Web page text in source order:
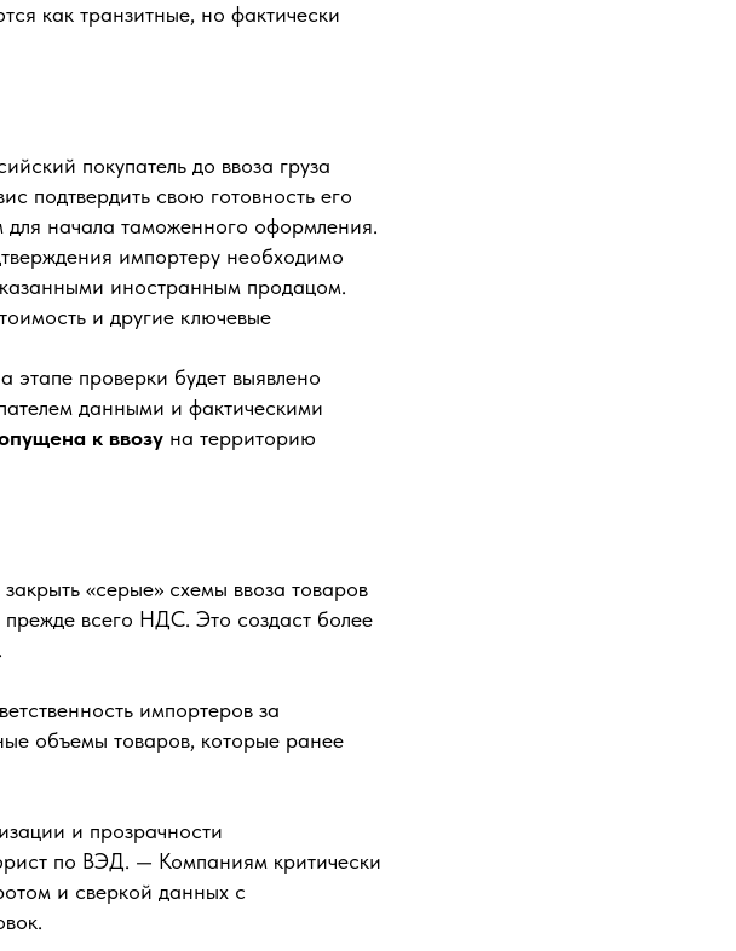
как транзитные, но фактически
покупатель до ввоза груза
подтвердить свою готовность его
начала таможенного оформления.
импортеру необходимо
иностранным продацом.
и другие ключевые
этапе проверки будет выявлено
данными и фактическими
к ввозу на территорию
«серые» схемы ввоза товаров
прежде всего НДС. Это создаст более
импортеров за
объемы товаров, которые ранее
и прозрачности
по ВЭД. — Компаниям критически
и сверкой данных с